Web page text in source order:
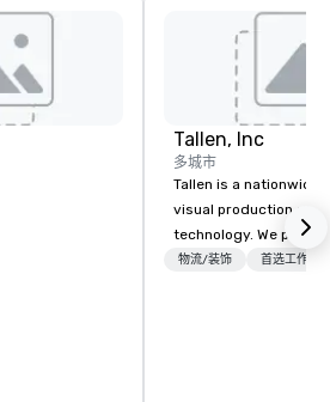
Tallen, Inc
多城市
Tallen is a nationwide
visual production and
technology. We
solutions — from
物流/装饰 首选工作人